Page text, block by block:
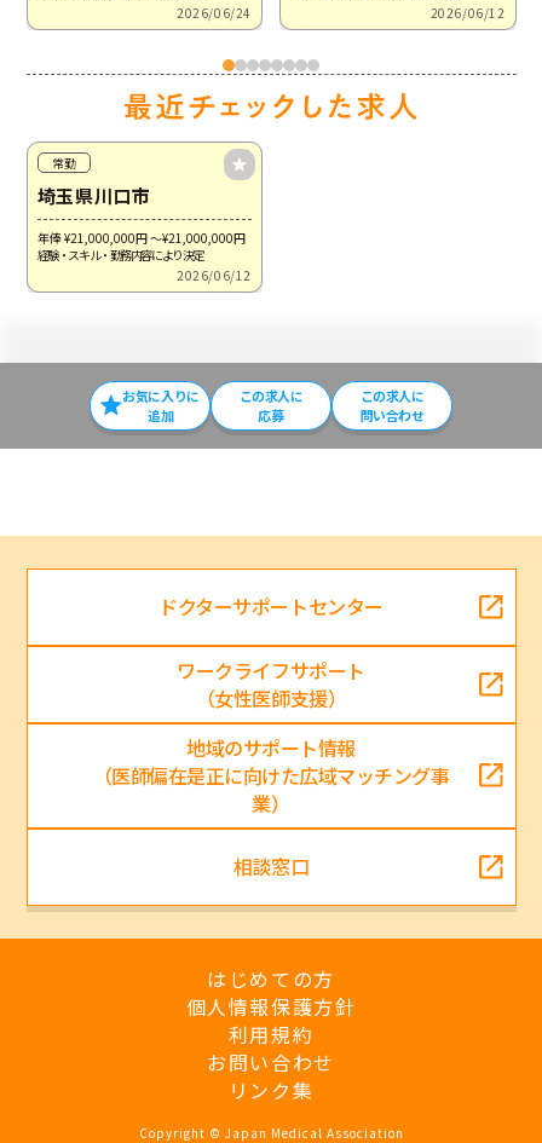
2026/06/24
2026/06/12
常勤
埼玉県川口市
年俸 ¥21,000,000円～¥21,000,000円
経験・スキル・勤務内容により決定
2026/06/12
お気に入りに
追加
この求⼈に
応募
この求人に
問い合わせ
ドクターサポートセンター
ワークライフサポート
（女性医師支援）
地域のサポート情報
（医師偏在是正に向けた広域マッチング事
業）
相談窓口
はじめての方
個人情報保護方針
利用規約
お問い合わせ
リンク集
Copyright © Japan Medical Association